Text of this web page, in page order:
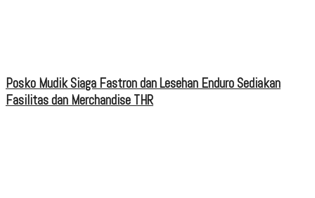
Posko Mudik Siaga Fastron dan Lesehan Enduro Sediakan
Fasilitas dan Merchandise THR